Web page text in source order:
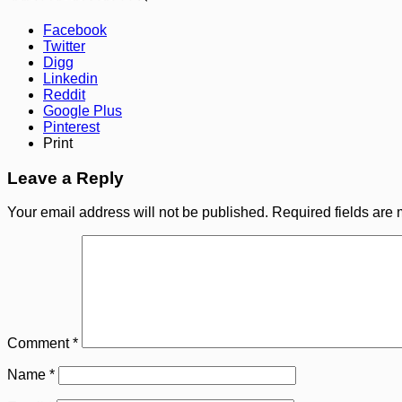
Facebook
Twitter
Digg
Linkedin
Reddit
Google Plus
Pinterest
Print
Leave a Reply
Your email address will not be published. Required fields are
Comment*
Name *